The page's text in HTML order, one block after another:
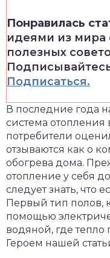
Понравилась
идеями из мира
полезных
Подписаться.
В последние года
система
потребители
отзываются как о
обогрева дома.
отопление у себя
следует знать, что
Первый тип полов,
помощью
водяной, где тепло
Героем нашей